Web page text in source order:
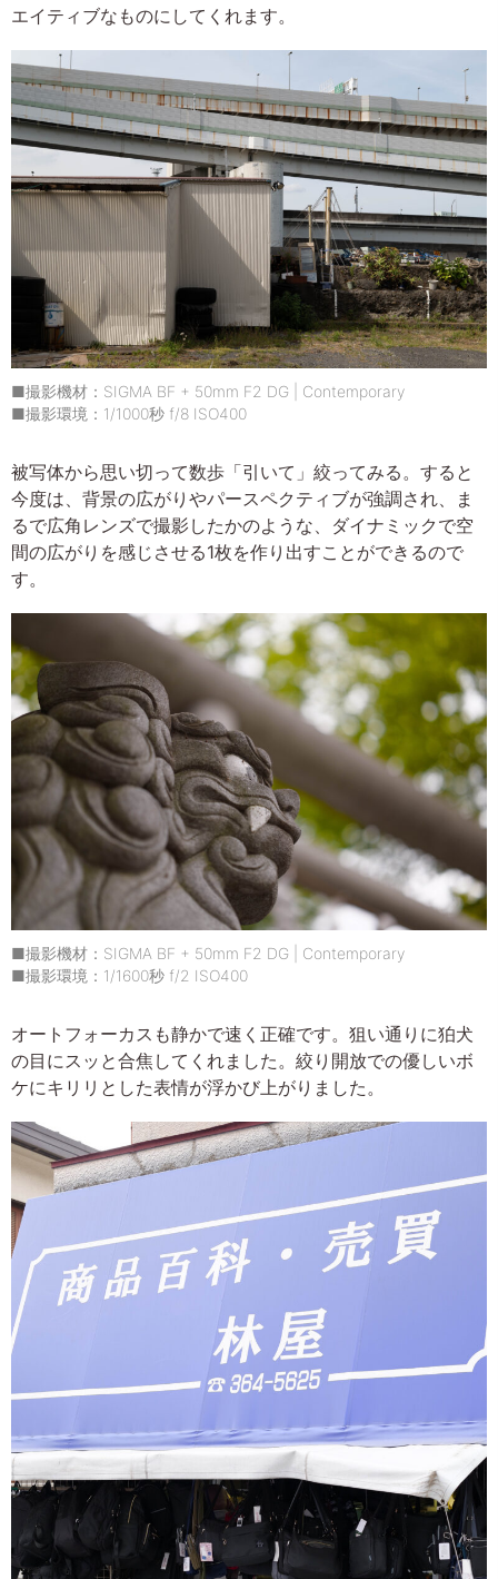
エイティブなものにしてくれます。
■撮影機材：SIGMA BF + 50mm F2 DG | Contemporary
■撮影環境：1/1000秒 f/8 ISO400
被写体から思い切って数歩「引いて」絞ってみる。すると
今度は、背景の広がりやパースペクティブが強調され、ま
るで広角レンズで撮影したかのような、ダイナミックで空
間の広がりを感じさせる1枚を作り出すことができるので
す。
■撮影機材：SIGMA BF + 50mm F2 DG | Contemporary
■撮影環境：1/1600秒 f/2 ISO400
オートフォーカスも静かで速く正確です。狙い通りに狛犬
の目にスッと合焦してくれました。絞り開放での優しいボ
ケにキリリとした表情が浮かび上がりました。